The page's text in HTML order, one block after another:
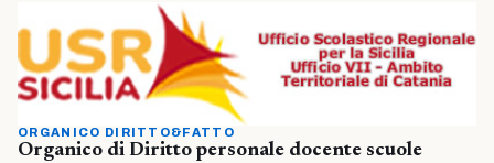
ORGANICO DIRITTO&FATTO
Organico di Diritto personale docente scuole